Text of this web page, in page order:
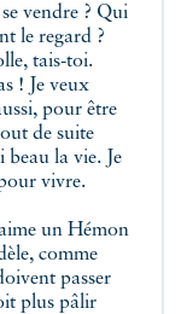
vendre ? Qui
le regard ?
tais-toi.
! Je veux
pour être
de suite
beau la vie. Je
vivre.
un Hémon
comme
passer
plus pâlir